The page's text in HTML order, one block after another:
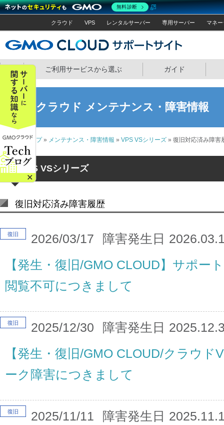
クラウド VPS レンタルサーバー 専用サーバー マネ
ホーム ご利用サービスから選ぶ ガイド
GMOクラウド メンテナンス・障害情報
サポートトップ» メンテナンス・障害情報 » VPS VSシリーズ » 復旧対応済み障害
VPS VSシリーズ
復旧対応済み障害履歴
2026/03/17 障害発生日
復旧
【発生・復旧/GMO CLOUD】サポー
閲覧不可につきまして
2025/12/30 障害発生日
復旧
【発生・復旧/GMO CLOUD/クラウ
ーク障害につきまして
2025/11/11 障害発生日
復旧
無料診断